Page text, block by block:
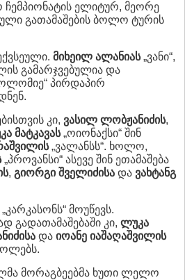
ჩემპიონატის ელიტურ, მეორე
გათამაშების ბოლო ტურის
მიხეილ ალანიას„ვანი“,
გამარჯვებულია და
პირდაპირ
კი, ვასილ ლობჟანიძის,
მატკავას„ოიონაქსი“ შინ
„ვალანსს“. ხოლო,
„პროვანსი“ ასევე შინ ეთამაშება
, გიორგი შველიძისა და ვახტანგ
მოუწევს.
გადათამაშებაში კი, ლუკა
და იოანე იაშაღაშვილის
მორაგბეებმა ხუთი ლელო